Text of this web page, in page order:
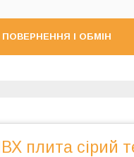
ПОВЕРНЕННЯ І ОБМІН
плита сірий